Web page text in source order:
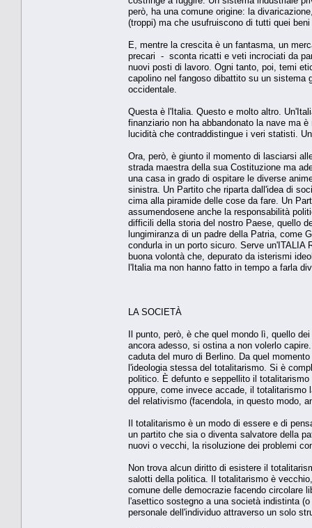
però, ha una comune origine: la
(troppi) ma che usufruiscono di tutti quei
E, mentre la crescita è un fantasma, un
precari - sconta ricatti e veti incrociati da
nuovi posti di lavoro. Ogni tanto, poi, temi
capolino nel fangoso dibattito su un sistema
occidentale.
Questa è l'Italia. Questo e molto altro.
finanziario non ha abbandonato la nave ma
lucidità che contraddistingue i veri statisti.
Ora, però, è giunto il momento di lasciarsi
strada maestra della sua Costituzione ma
una casa in grado di ospitare le diverse
sinistra. Un Partito che riparta dall'idea di
cima alla piramide delle cose da fare. Un
assumendosene anche la responsabilità
difficili della storia del nostro Paese, quello
lungimiranza di un padre della Patria, come
condurla in un porto sicuro. Serve un'ITALIA
buona volontà che, depurato da isterismi
l'Italia ma non hanno fatto in tempo a farla
LA SOCIETÀ
Il punto, però, è che quel mondo lì, quello
ancora adesso, si ostina a non volerlo
caduta del muro di Berlino. Da quel
l'ideologia stessa del totalitarismo. Si è
politico. È defunto e seppellito il
oppure, come invece accade, il totalitarismo
del relativismo (facendola, in questo modo,
Il totalitarismo è un modo di essere e di
un partito che sia o diventa salvatore della
nuovi o vecchi, la risoluzione dei problemi
Non trova alcun diritto di esistere il
salotti della politica. Il totalitarismo è
comune delle democrazie facendo circolare
l'asettico sostegno a una società indistinta
personale dell'individuo attraverso un solo